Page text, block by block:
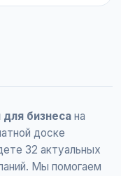
для бизнеса на
доске
32 актуальных
Мы помогаем